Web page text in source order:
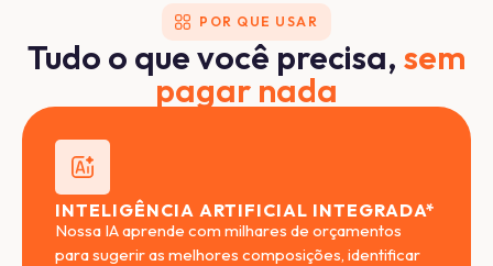
POR QUE USAR
Tudo o que você precisa, sem
pagar nada
INTELIGÊNCIA ARTIFICIAL INTEGRADA*
Nossa IA aprende com milhares de orçamentos
para sugerir as melhores composições, identificar